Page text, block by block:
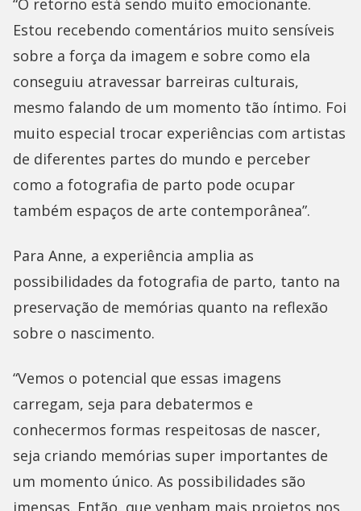
“O retorno está sendo muito emocionante.
Estou recebendo comentários muito sensíveis
sobre a força da imagem e sobre como ela
conseguiu atravessar barreiras culturais,
mesmo falando de um momento tão íntimo. Foi
muito especial trocar experiências com artistas
de diferentes partes do mundo e perceber
como a fotografia de parto pode ocupar
também espaços de arte contemporânea”.
Para Anne, a experiência amplia as
possibilidades da fotografia de parto, tanto na
preservação de memórias quanto na reflexão
sobre o nascimento.
“Vemos o potencial que essas imagens
carregam, seja para debatermos e
conhecermos formas respeitosas de nascer,
seja criando memórias super importantes de
um momento único. As possibilidades são